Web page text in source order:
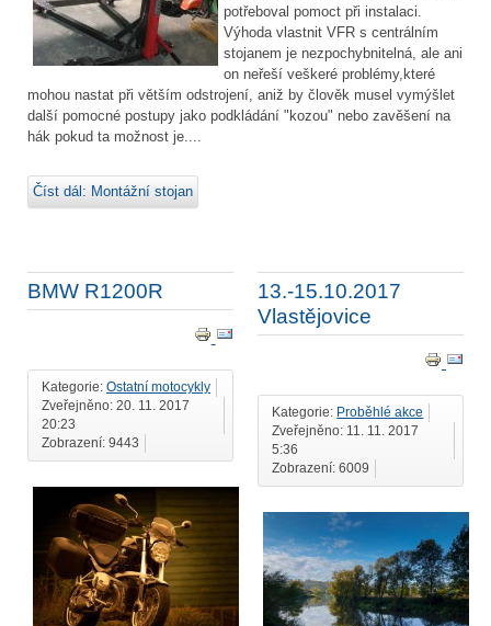
potřeboval pomoct při instalaci.
Výhoda vlastnit VFR s centrálním
stojanem je nezpochybnitelná, ale ani
on neřeší veškeré problémy,které
mohou nastat při větším odstrojení, aniž by člověk musel vymýšlet
další pomocné postupy jako podkládání "kozou" nebo zavěšení na
hák pokud ta možnost je....
Číst dál: Montážní stojan
BMW R1200R
Kategorie: Ostatní motocykly
Zveřejněno: 20. 11. 2017
20:23
Zobrazení: 9443
13.-15.10.2017
Vlastějovice
Kategorie: Proběhlé akce
Zveřejněno: 11. 11. 2017
5:36
Zobrazení: 6009